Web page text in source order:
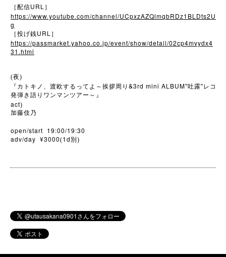
［配信URL ］
https://www.youtube.com/channel/UCpxzAZQlmqbRDz1BLDts2U
g
［投げ銭URL ］
https://passmarket.yahoo.co.jp/event/show/detail/02cp4mvydx4
31.html
(夜)
『カトキノ、渡欧するってよ～挨拶周り &3rd mini ALBUM"吐露"レコ
発弾き語りワンマンツアー～』
act)
加藤伎乃
open/start 19:00/19:30
adv/day ¥3000(1d 別)